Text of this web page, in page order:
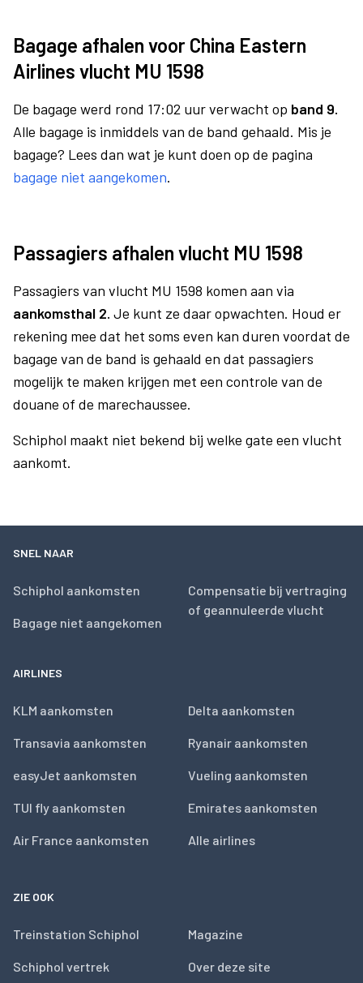
Bagage afhalen voor China Eastern
Airlines vlucht MU 1598
De bagage werd rond 17:02 uur verwacht op band 9.
Alle bagage is inmiddels van de band gehaald. Mis je
bagage? Lees dan wat je kunt doen op de pagina
bagage niet aangekomen.
Passagiers afhalen vlucht MU 1598
Passagiers van vlucht MU 1598 komen aan via
aankomsthal 2. Je kunt ze daar opwachten. Houd er
rekening mee dat het soms even kan duren voordat de
bagage van de band is gehaald en dat passagiers
mogelijk te maken krijgen met een controle van de
douane of de marechaussee.
Schiphol maakt niet bekend bij welke gate een vlucht
aankomt.
SNEL NAAR
Schiphol aankomsten
Bagage niet aangekomen
Compensatie bij vertraging
of geannuleerde vlucht
AIRLINES
KLM aankomsten
Transavia aankomsten
easyJet aankomsten
TUI fly aankomsten
Air France aankomsten
Delta aankomsten
Ryanair aankomsten
Vueling aankomsten
Emirates aankomsten
Alle airlines
ZIE OOK
Treinstation Schiphol
Schiphol vertrek
Magazine
Over deze site